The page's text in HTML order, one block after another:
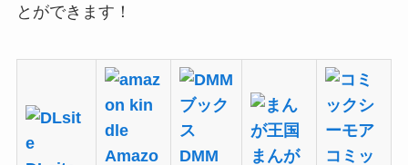
とができます！
Amazo
DMM
まんが
コミッ